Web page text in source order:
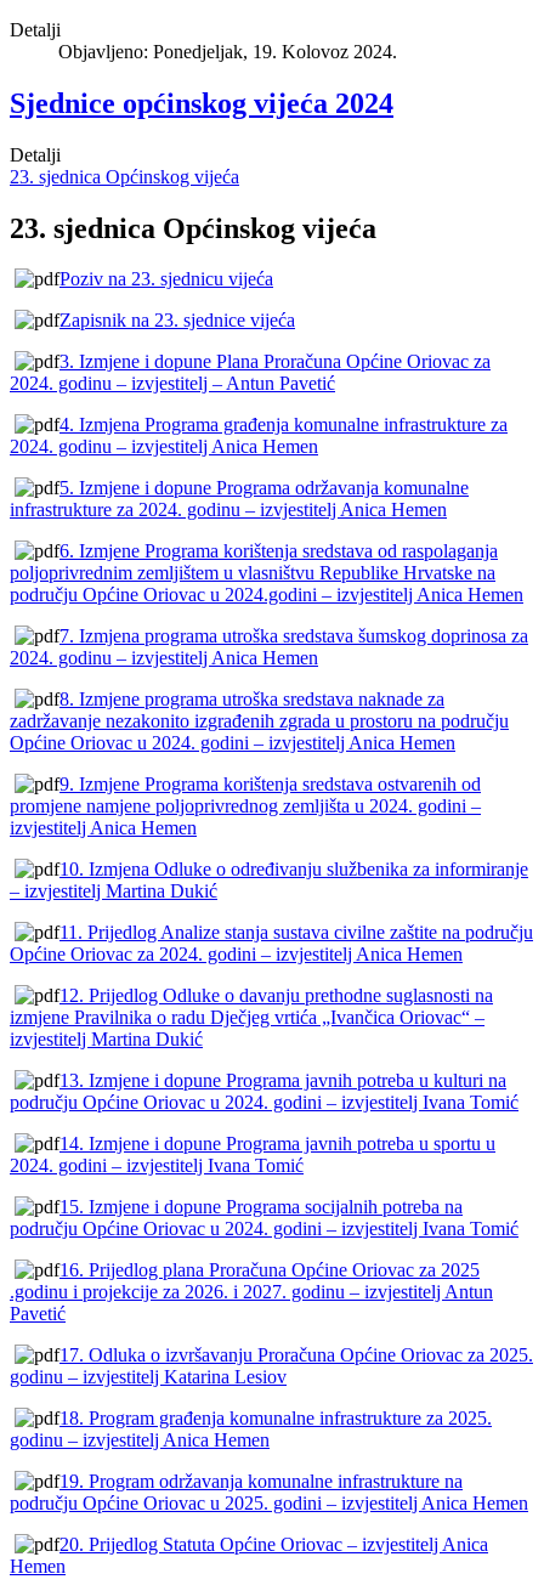
Detalji
Objavljeno: Ponedjeljak, 19. Kolovoz 2024.
Sjednice općinskog vijeća 2024
Detalji
23. sjednica Općinskog vijeća
23. sjednica Općinskog vijeća
Poziv na 23. sjednicu vijeća
Zapisnik na 23. sjednice vijeća
3. Izmjene i dopune Plana Proračuna Općine Oriovac za
2024. godinu – izvjestitelj – Antun Pavetić
4. Izmjena Programa građenja komunalne infrastrukture za
2024. godinu – izvjestitelj Anica Hemen
5. Izmjene i dopune Programa održavanja komunalne
infrastrukture za 2024. godinu – izvjestitelj Anica Hemen
6. Izmjene Programa korištenja sredstava od raspolaganja
poljoprivrednim zemljištem u vlasništvu Republike Hrvatske na
području Općine Oriovac u 2024.godini – izvjestitelj Anica Hemen
7. Izmjena programa utroška sredstava šumskog doprinosa za
2024. godinu – izvjestitelj Anica Hemen
8. Izmjene programa utroška sredstava naknade za
zadržavanje nezakonito izgrađenih zgrada u prostoru na području
Općine Oriovac u 2024. godini – izvjestitelj Anica Hemen
9. Izmjene Programa korištenja sredstava ostvarenih od
promjene namjene poljoprivrednog zemljišta u 2024. godini –
izvjestitelj Anica Hemen
10. Izmjena Odluke o određivanju službenika za informiranje
– izvjestitelj Martina Dukić
11. Prijedlog Analize stanja sustava civilne zaštite na području
Općine Oriovac za 2024. godini – izvjestitelj Anica Hemen
12. Prijedlog Odluke o davanju prethodne suglasnosti na
izmjene Pravilnika o radu Dječjeg vrtića „Ivančica Oriovac“ –
izvjestitelj Martina Dukić
13. Izmjene i dopune Programa javnih potreba u kulturi na
području Općine Oriovac u 2024. godini – izvjestitelj Ivana Tomić
14. Izmjene i dopune Programa javnih potreba u sportu u
2024. godini – izvjestitelj Ivana Tomić
15. Izmjene i dopune Programa socijalnih potreba na
području Općine Oriovac u 2024. godini – izvjestitelj Ivana Tomić
16. Prijedlog plana Proračuna Općine Oriovac za 2025
.godinu i projekcije za 2026. i 2027. godinu – izvjestitelj Antun
Pavetić
17. Odluka o izvršavanju Proračuna Općine Oriovac za 2025.
godinu – izvjestitelj Katarina Lesiov
18. Program građenja komunalne infrastrukture za 2025.
godinu – izvjestitelj Anica Hemen
19. Program održavanja komunalne infrastrukture na
području Općine Oriovac u 2025. godini – izvjestitelj Anica Hemen
20. Prijedlog Statuta Općine Oriovac – izvjestitelj Anica
Hemen